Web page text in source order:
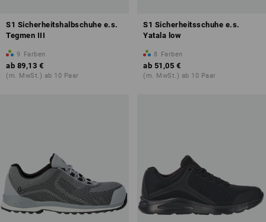
S1 Sicherheitshalbschuhe e.s.
Tegmen III
9 Farben
ab 89,13 €
(m. MwSt.) ab 10 Paar
S1 Sicherheitsschuhe e.s.
Yatala low
8 Farben
ab 51,05 €
(m. MwSt.) ab 10 Paar